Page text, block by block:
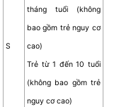
S
tháng tuổi (không
bao gồm trẻ nguy cơ
cao)
Trẻ từ 1 đến 10 tuổi
(không bao gồm trẻ
nguy cơ cao)